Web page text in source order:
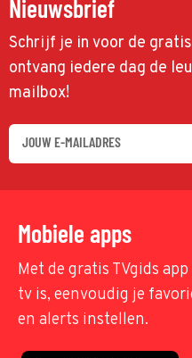
Nieuwsbrief
Schrijf je in voor de
ontvang iedere dag de
mailbox!
Mobiele apps
Met de gratis TVgids
tv is, eenvoudig je
en alerts instellen.